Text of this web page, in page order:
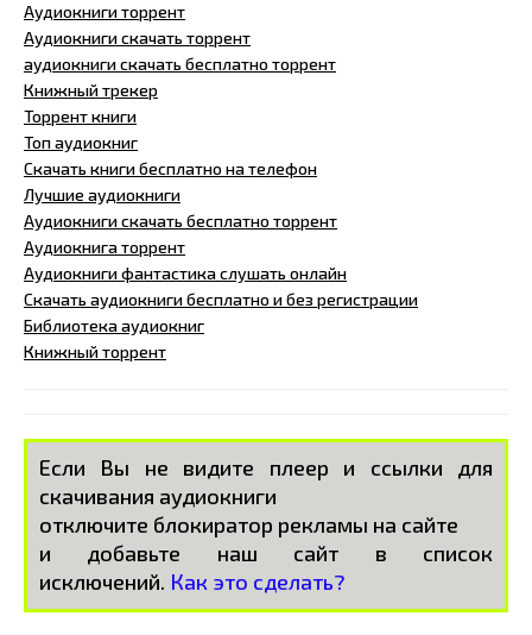
Аудиокниги торрент
Аудиокниги скачать торрент
аудиокниги скачать бесплатно торрент
Книжный трекер
Торрент книги
Топ аудиокниг
Скачать книги бесплатно на телефон
Лучшие аудиокниги
Аудиокниги скачать бесплатно торрент
Аудиокнига торрент
Аудиокниги фантастика слушать онлайн
Скачать аудиокниги бесплатно и без регистрации
Библиотека аудиокниг
Книжный торрент
Если Вы не видите плеер и ссылки для
скачивания аудиокниги
отключите блокиратор рекламы на сайте
и добавьте наш сайт в список
исключений. Как это сделать?